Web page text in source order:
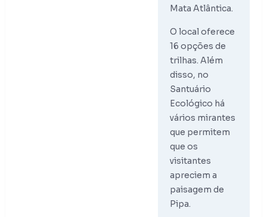
Mata Atlântica.
O local oferece
16 opções de
trilhas. Além
disso, no
Santuário
Ecológico há
vários mirantes
que permitem
que os
visitantes
apreciem a
paisagem de
Pipa.